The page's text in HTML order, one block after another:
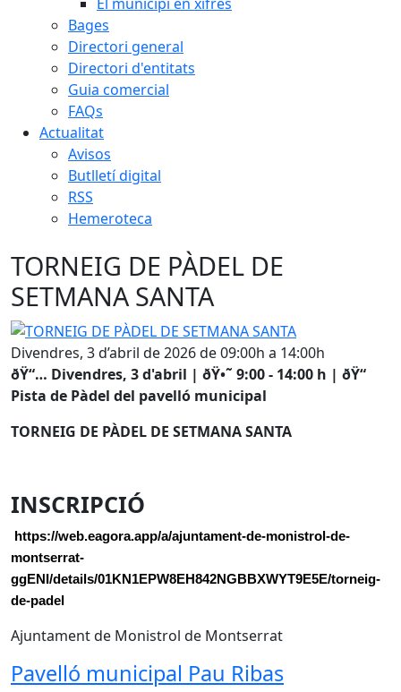
Bages
Directori general
Directori d'entitats
Guia comercial
FAQs
Actualitat
Avisos
Butlletí digital
RSS
Hemeroteca
TORNEIG DE PÀDEL DE
SETMANA SANTA
TORNEIG DE PÀDEL DE SETMANA SANTA
Divendres, 3 d’abril de 2026 de 09:00h a 14:00h
ðŸ“… Divendres, 3 d'abril | ðŸ•˜ 9:00 - 14:00 h | ðŸ“
Pista de Pàdel del pavelló municipal
TORNEIG DE PÀDEL DE SETMANA SANTA
INSCRIPCIÓ
https://web.eagora.app/a/ajuntament-de-monistrol-de-
montserrat-
ggENI/details/01KN1EPW8EH842NGBBXWYT9E5E/torneig-
de-padel
Ajuntament de Monistrol de Montserrat
Pavelló municipal Pau Ribas